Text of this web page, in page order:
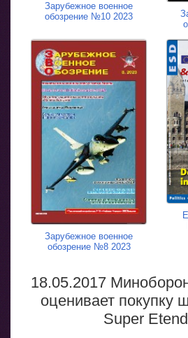
Зарубежное военное
обозрение №10 2023
Зарубежное военное
обозрение №8 2023
18.05.2017
оценивает покупку
Super